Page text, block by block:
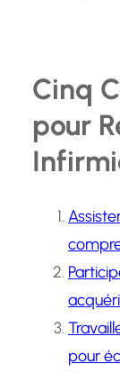
Cinq
pour
pour